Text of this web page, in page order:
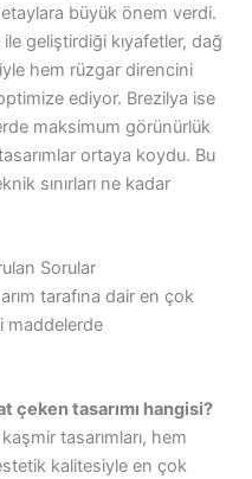
büyük önem verdi.
geliştirdiği kıyafetler, dağ
hem rüzgar direncini
ediyor. Brezilya ise
maksimum görünürlük
ortaya koydu. Bu
sınırları ne kadar
Sorular
tarafına dair en çok
maddelerde
çeken tasarımı hangisi?
tasarımları, hem
kalitesiyle en çok